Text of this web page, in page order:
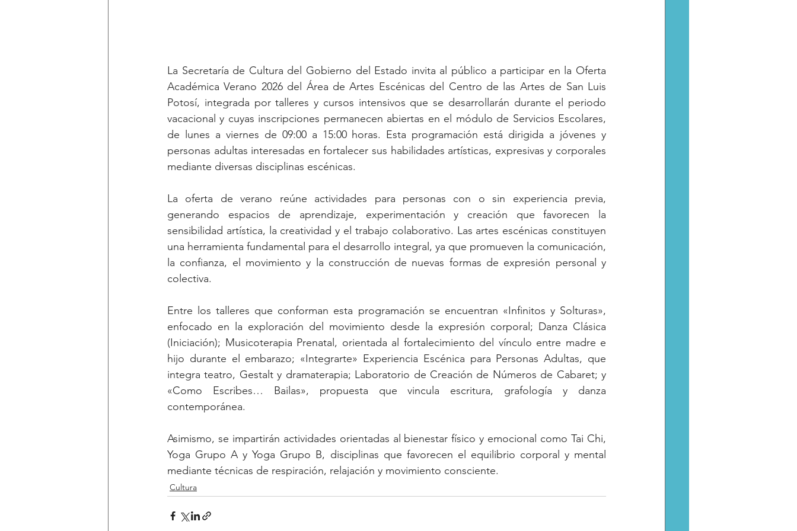
La Secretaría de Cultura del Gobierno del Estado invita al público a participar en la Oferta
Académica Verano 2026 del Área de Artes Escénicas del Centro de las Artes de San Luis
Potosí, integrada por talleres y cursos intensivos que se desarrollarán durante el periodo
vacacional y cuyas inscripciones permanecen abiertas en el módulo de Servicios Escolares,
de lunes a viernes de 09:00 a 15:00 horas. Esta programación está dirigida a jóvenes y
personas adultas interesadas en fortalecer sus habilidades artísticas, expresivas y corporales
mediante diversas disciplinas escénicas.
La oferta de verano reúne actividades para personas con o sin experiencia previa,
generando espacios de aprendizaje, experimentación y creación que favorecen la
sensibilidad artística, la creatividad y el trabajo colaborativo. Las artes escénicas constituyen
una herramienta fundamental para el desarrollo integral, ya que promueven la comunicación,
la confianza, el movimiento y la construcción de nuevas formas de expresión personal y
colectiva.
Entre los talleres que conforman esta programación se encuentran «Infinitos y Solturas»,
enfocado en la exploración del movimiento desde la expresión corporal; Danza Clásica
(Iniciación); Musicoterapia Prenatal, orientada al fortalecimiento del vínculo entre madre e
hijo durante el embarazo; «Integrarte» Experiencia Escénica para Personas Adultas, que
integra teatro, Gestalt y dramaterapia; Laboratorio de Creación de Números de Cabaret; y
«Como Escribes… Bailas», propuesta que vincula escritura, grafología y danza
contemporánea.
Asimismo, se impartirán actividades orientadas al bienestar físico y emocional como Tai Chi,
Yoga Grupo A y Yoga Grupo B, disciplinas que favorecen el equilibrio corporal y mental
mediante técnicas de respiración, relajación y movimiento consciente.
Cultura